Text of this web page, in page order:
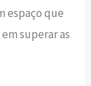
espaço que
superar as